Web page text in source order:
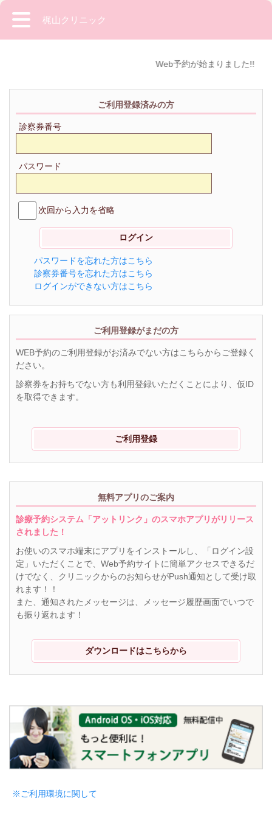
梶山クリニック
Web予約が始まりました!!
ご利用登録済みの方
診察券番号
パスワード
次回から入力を省略
パスワードを忘れた方はこちら
診察券番号を忘れた方はこちら
ログインができない方はこちら
ご利用登録がまだの方
WEB予約のご利用登録がお済みでない方はこちらからご登録く
ださい。
診察券をお持ちでない方も利用登録いただくことにより、仮ID
を取得できます。
ご利用登録
無料アプリのご案内
診療予約システム「アットリンク」のスマホアプリがリリース
されました！
お使いのスマホ端末にアプリをインストールし、「ログイン設
定」いただくことで、Web予約サイトに簡単アクセスできるだ
けでなく、クリニックからのお知らせがPush通知として受け取
れます！！
また、通知されたメッセージは、メッセージ履歴画面でいつで
も振り返れます！
ダウンロードはこちらから
※ご利用環境に関して